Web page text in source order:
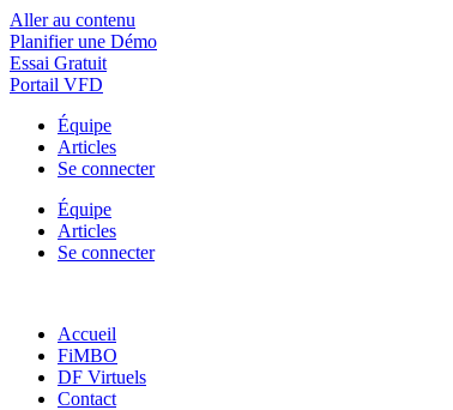
Aller au contenu
Planifier une Démo
Essai Gratuit
Portail VFD
Équipe
Articles
Se connecter
Équipe
Articles
Se connecter
Accueil
FiMBO
DF Virtuels
Contact